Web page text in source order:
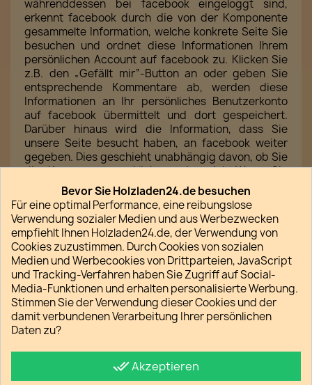
währenddessen bei facebook eingeloggt sind,
erkennt facebook durch die von der Komponente
gesammelte Information, welche konkrete Seite Sie
besuchen und ordnet diese Informationen Ihrem
persönlichen Account auf facebook zu. Klicken Sie
z.B. den „Gefällt mir“-Button an oder geben Sie
entsprechende Kommentare ab, werden diese
Informationen an Ihr persönliches Benutzerkonto
auf facebook übermittelt und dort gespeichert.
Darüber hinaus wird die Information, dass Sie
unsere Seite besucht haben, an facebook weiter
gegeben. Dies geschieht unabhängig davon, ob Sie
die Komponente anklicken oder nicht.Wenn Sie
diese Übermittlung und Speicherung von Daten
über Sie und Ihr Verhalten auf unserer Webseite
durch facebook unterbinden wollen, müssen Sie sich
bei facebook ausloggen und zwar bevor Sie unsere
Seite besuchen. Die Datenschutzhinweise von
facebook geben hierzu nähere Informationen,
insbesondere zur Erhebung und Nutzung der Daten
durch facebook, zu Ihren diesbezüglichen Rechten
sowie zu den Einstellungsmöglichkeiten zum Schutz
Ihrer Privatsphäre:
https://de-de.facebook.com/about/privacy/
Eine Übersicht über die Facebook-Plugins finden Sie
https://developers.facebook.com/docs/plugins/
Bevor Sie Holzladen24.de besuchen
Für eine optimal Performance, eine reibungslose
Verwendung sozialer Medien und aus Werbezwecken
empfiehlt Ihnen Holzladen24.de, der Verwendung von
Cookies zuzustimmen. Durch Cookies von sozialen
Medien und Werbecookies von Drittparteien, JavaScript
und Tracking-Verfahren haben Sie Zugriff auf Social-
Media-Funktionen und erhalten personalisierte Werbung.
Stimmen Sie der Verwendung dieser Cookies und der
damit verbundenen Verarbeitung Ihrer persönlichen
Daten zu?
done_allAkzeptieren